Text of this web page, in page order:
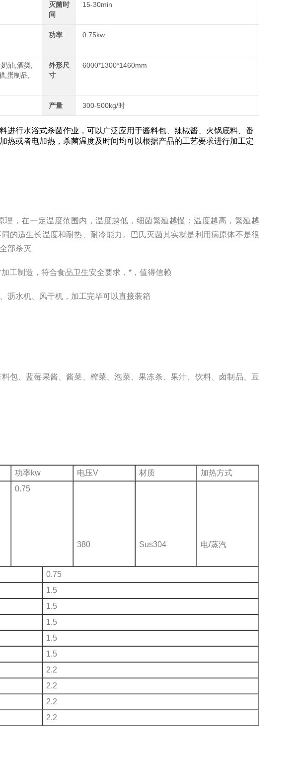
灭菌时
间
15-30min
功率 0.75kw
油,酒类,
,蛋制品,
外形尺
寸
6000*1300*1460mm
产量 300-500kg/时
进行水浴式杀菌作业，可以广泛应用于酱料包、辣椒酱、火锅底料、番
热或者电加热，杀菌温度及时间均可以根据产品的工艺要求进行加工定
理，在一定温度范围内，温度越低，细菌繁殖越慢；温度越高，繁殖越
的适生长温度和耐热、耐冷能力。巴氏灭菌其实就是利用病原体不是很
部杀灭
工制造，符合食品卫生安全要求，*，值得信赖
沥水机、风干机，加工完毕可以直接装箱
包、蓝莓果酱、酱菜、榨菜、泡菜、果冻条、果汁、饮料、卤制品、豆
功率kw 电压V 材质
加热方式
0.75
380 Sus304 电/蒸汽
0.75
1.5
1.5
1.5
1.5
1.5
2.2
2.2
2.2
2.2